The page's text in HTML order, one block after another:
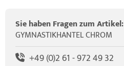
Sie haben Fragen zum Artikel:
GYMNASTIKHANTEL CHROM
+49 (0)2 61 - 972 49 32